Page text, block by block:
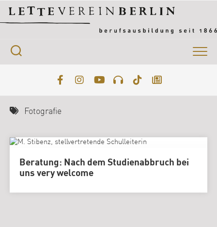
content
Fotografie
Beratung: Nach dem Studienabbruch bei
uns very welcome